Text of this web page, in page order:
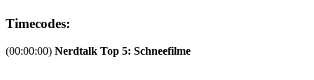
Timecodes:
(00:00:00) Nerdtalk Top 5: Schneefilme